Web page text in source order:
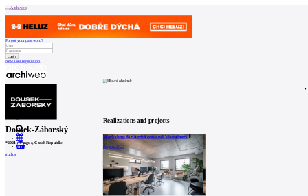
Archiweb
Forgot your password?
New user registration
News
Catalogue
E-shop
0
Dousek-Záborský
*2021–Prague, Czech Republic
studios
Realizations and projects
Workshop for Architects and Visualizers
Prague, 2023